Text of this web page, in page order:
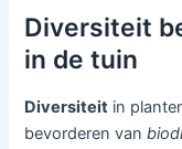
Diversiteit
in de tuin
Diversiteit in
bevorderen van